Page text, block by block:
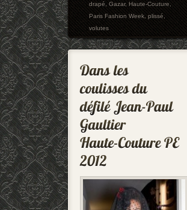
drapé,Gazar,Haute-Couture,
Paris Fashion Week,plissé,
volutes